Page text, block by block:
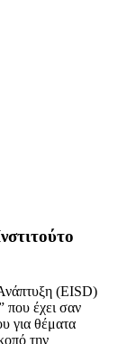
(EISD)
που έχει σαν
για θέματα
την